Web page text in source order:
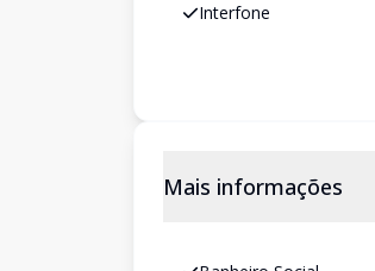
Interfone
Mais informações